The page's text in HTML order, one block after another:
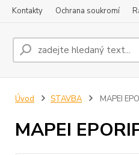
Kontakty Ochrana soukromí
Úvod STAVBA MAPEI
MAPEI